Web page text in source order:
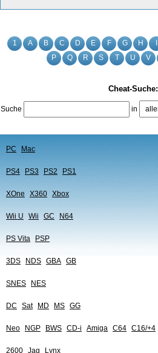
1 A B C D E F G H
P
Q R S T U V
Cheat-Suche:
Suche in
PC Mac
PS4 PS3 PS2 PS1
XOne X360 Xbox
Wii U Wii GC N64
PS Vita PSP
3DS NDS GBA GB
SNES NES
DC Sat MD MS GG
Neo NGP BWS CD-i Amiga C64 C16/+4
2600 Jag Lynx